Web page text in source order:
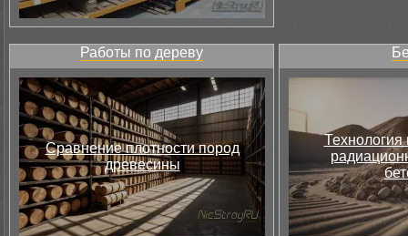
Работы по дереву
Сравнение плотности пород
древесины
Технология